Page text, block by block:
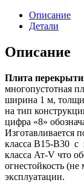
Описание
Детали
Описание
Плита
многопустотная
ширина 1 м,
на тип
цифра «8»
Изготавливается
класса B15-B30 с
класса Ат‑V что
огнестойкость
эксплуатации.